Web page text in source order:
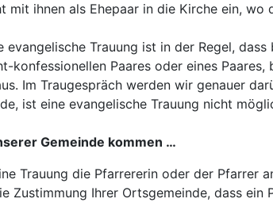
mit ihnen als Ehepaar in die Kirche ein,
evangelische Trauung ist in der Regel,
konfessionellen Paares oder eines
Im Traugespräch werden wir genauer
ist eine evangelische Trauung nicht
Gemeinde kommen …
Trauung die Pfarrererin oder der Pfarrer
Zustimmung Ihrer Ortsgemeinde, dass